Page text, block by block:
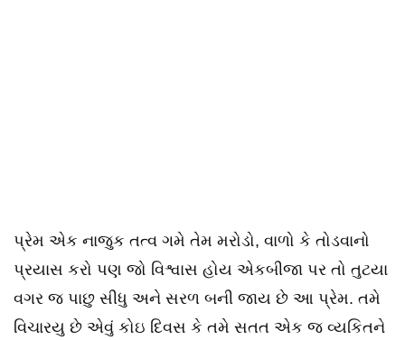
પ્રેમ એક નાજુક તત્વ ગમે તેમ મરોડો, વાળો કે તોડવાનો
પ્રયાસ કરો પણ જો વિશ્વાસ હોય એકબીજા પર તો તુટયા
વગર જ પાછુ સીધુ અને સરળ બની જાય છે આ પ્રેમ. તમે
વિચારયુ છે એવું કોઇ દિવસ કે તમે સતત એક જ વ્યકિતને